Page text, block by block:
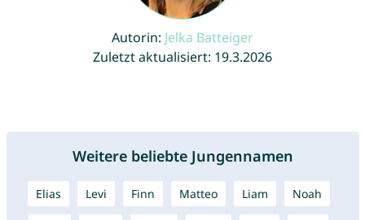
Autorin: Jelka Batteiger
Zuletzt aktualisiert: 19.3.2026
Weitere beliebte Jungennamen
Elias Levi Finn Matteo Liam Noah